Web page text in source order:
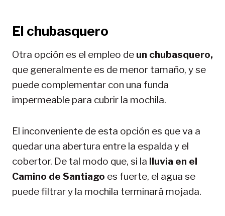
El chubasquero
Otra opción es el empleo de un chubasquero,
que generalmente es de menor tamaño, y se
puede complementar con una funda
impermeable para cubrir la mochila.
El inconveniente de esta opción es que va a
quedar una abertura entre la espalda y el
cobertor. De tal modo que, si la lluvia en el
Camino de Santiago es fuerte, el agua se
puede filtrar y la mochila terminará mojada.